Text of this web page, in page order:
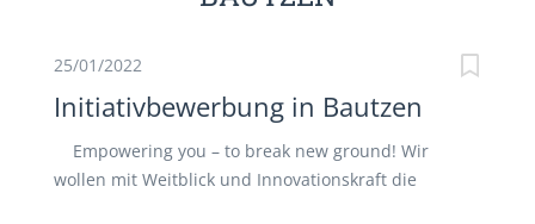
25/01/2022
Initiativbewerbung in Bautzen
Empowering you – to break new ground! Wir
wollen mit Weitblick und Innovationskraft die